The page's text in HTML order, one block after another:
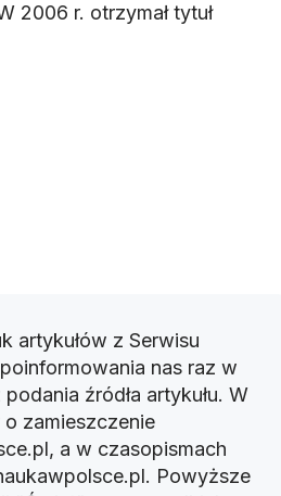
2006 r. otrzymał tytuł
artykułów z Serwisu
nas raz w
źródła artykułu. W
zamieszczenie
a w czasopismach
Powyższe